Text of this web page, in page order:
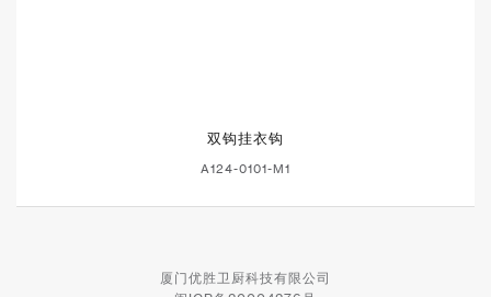
双钩挂衣钩
A124-0101-M1
厦门优胜卫厨科技有限公司